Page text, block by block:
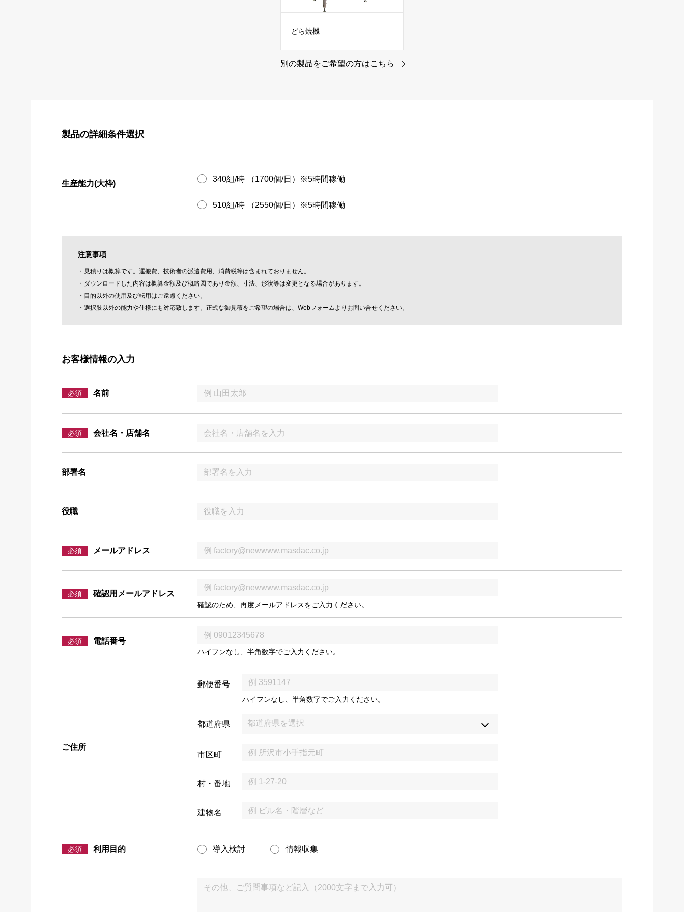
どら焼機
別の製品をご希望の方はこちら
製品の詳細条件選択
生産能力(大枠)
340組/時 （1700個/日）※5時間稼働
510組/時 （2550個/日）※5時間稼働
注意事項
・見積りは概算です。運搬費、技術者の派遣費用、消費税等は含まれておりません。
・ダウンロードした内容は概算金額及び概略図であり金額、寸法、形状等は変更となる場合があります。
・目的以外の使用及び転用はご遠慮ください。
・選択肢以外の能力や仕様にも対応致します。正式な御見積をご希望の場合は、Webフォームよりお問い合せください。
お客様情報の入力
必須 名前
必須 会社名・店舗名
部署名
役職
必須 メールアドレス
必須 確認用メールアドレス
確認のため、再度メールアドレスをご入力ください。
必須 電話番号
ハイフンなし、半角数字でご入力ください。
ご住所
郵便番号
ハイフンなし、半角数字でご入力ください。
都道府県
市区町
村・番地
建物名
必須 利用目的 導入検討 情報収集